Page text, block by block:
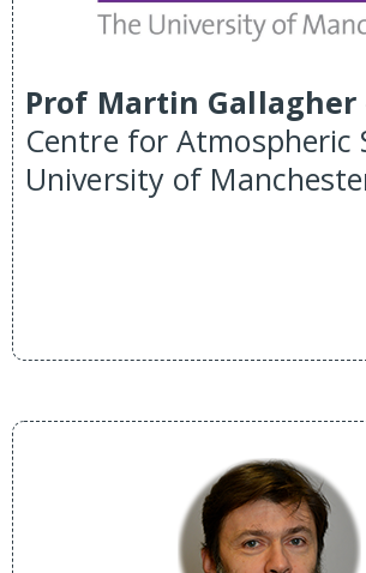
Prof Martin Gallagher
Centre for Atmospheric
University of